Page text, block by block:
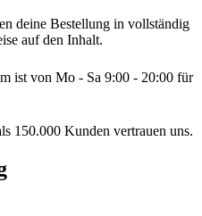
deine Bestellung in vollständig
auf den Inhalt.
ist von Mo - Sa 9:00 - 20:00 für
150.000 Kunden vertrauen uns.